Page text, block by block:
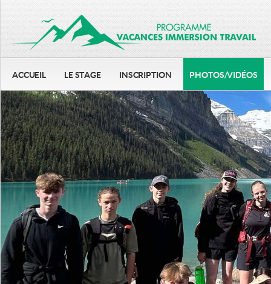
ACCUEIL LE STAGE INSCRIPTION PHOTOS/VIDÉOS